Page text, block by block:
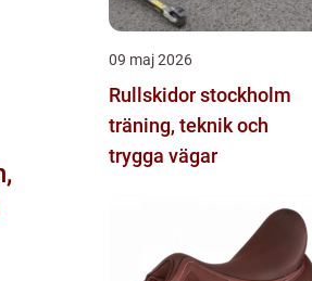
09 maj 2026
Rullskidor stockholm
träning, teknik och
trygga vägar